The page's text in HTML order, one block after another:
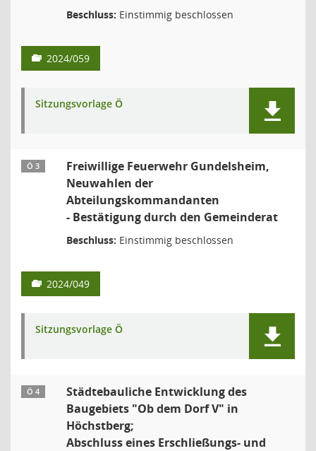
Beschluss: Einstimmig beschlossen
2024/059
Sitzungsvorlage Ö
Ö 3
Freiwillige Feuerwehr Gundelsheim,
Neuwahlen der
Abteilungskommandanten
- Bestätigung durch den Gemeinderat
Beschluss: Einstimmig beschlossen
2024/049
Sitzungsvorlage Ö
Ö 4
Städtebauliche Entwicklung des
Baugebiets "Ob dem Dorf V" in
Höchstberg;
Abschluss eines Erschließungs- und